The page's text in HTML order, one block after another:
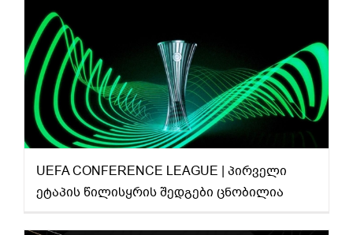
UEFA CONFERENCE LEAGUE | პირველი
ეტაპის წილისყრის შედგები ცნობილია